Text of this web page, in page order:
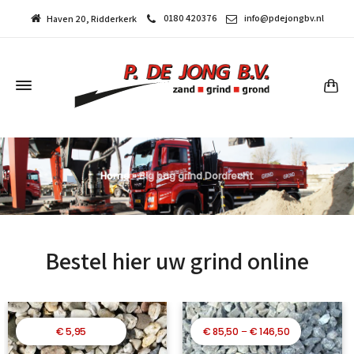
Haven 20, Ridderkerk 0180 420376 info@pdejongbv.nl
Home»Big bag grind Dordrecht
Bestel hier uw grind online
€5,95 €85,50 –€146,50Prijsklasse:
€ 85,50